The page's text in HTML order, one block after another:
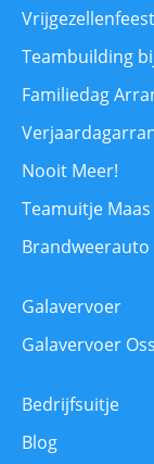
Teambuilding
Familiedag
Nooit Meer!
Teamuitje
Galavervoer
Galavervoer Oss
Bedrijfsuitje
Blog